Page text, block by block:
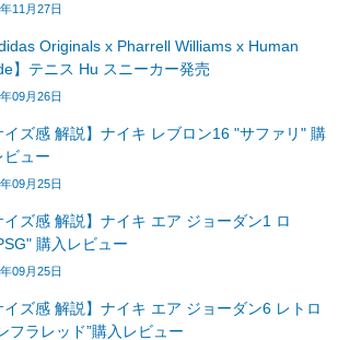
11月27日
Originals x Pharrell Williams x Human
】テニス Hu スニーカー発売
09月26日
イズ感 解説】ナイキ レブロン16 "サファリ" 購
ビュー
09月25日
イズ感 解説】ナイキ エア ジョーダン1 ロ
購入レビュー
09月25日
イズ感 解説】ナイキ エア ジョーダン6 レトロ
フラレッド”購入レビュー